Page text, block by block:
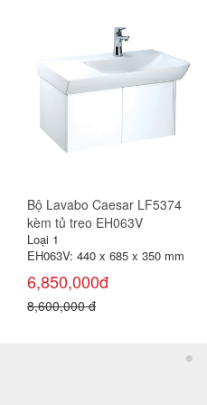
Gạch lát sân Viglacera 40x40
SH439
Loại 1
40 x 40 cm (Thùng 6 viên =
106,000đ